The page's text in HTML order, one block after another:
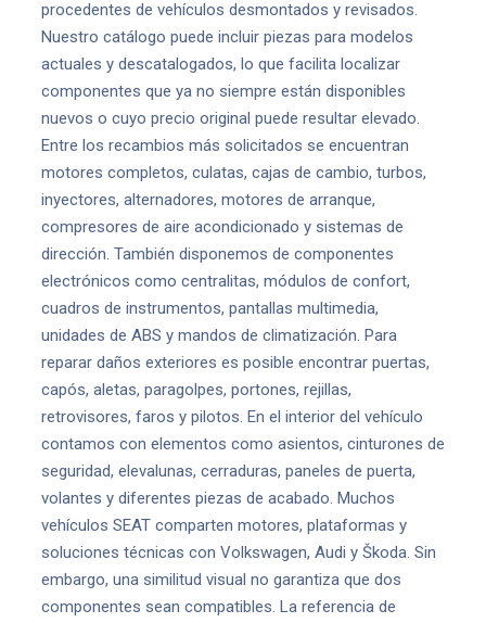
procedentes de vehículos desmontados y revisados.
Nuestro catálogo puede incluir piezas para modelos
actuales y descatalogados, lo que facilita localizar
componentes que ya no siempre están disponibles
nuevos o cuyo precio original puede resultar elevado.
Entre los recambios más solicitados se encuentran
motores completos, culatas, cajas de cambio, turbos,
inyectores, alternadores, motores de arranque,
compresores de aire acondicionado y sistemas de
dirección. También disponemos de componentes
electrónicos como centralitas, módulos de confort,
cuadros de instrumentos, pantallas multimedia,
unidades de ABS y mandos de climatización. Para
reparar daños exteriores es posible encontrar puertas,
capós, aletas, paragolpes, portones, rejillas,
retrovisores, faros y pilotos. En el interior del vehículo
contamos con elementos como asientos, cinturones de
seguridad, elevalunas, cerraduras, paneles de puerta,
volantes y diferentes piezas de acabado. Muchos
vehículos SEAT comparten motores, plataformas y
soluciones técnicas con Volkswagen, Audi y Škoda. Sin
embargo, una similitud visual no garantiza que dos
componentes sean compatibles. La referencia de